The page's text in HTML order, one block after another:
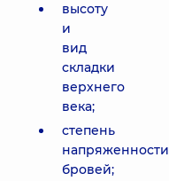
высоту
и
вид
складки
верхнего
века;
степень
напряженности
бровей;